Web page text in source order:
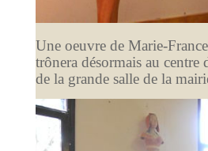
Une oeuvre de Marie-
trônera désormais au
de la grande salle de la